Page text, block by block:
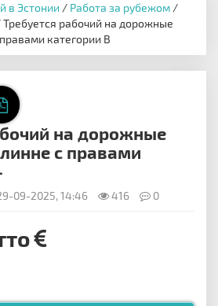
в Эстонии / Работа за рубежом /
Требуется рабочий на дорожные
категории В
на дорожные
с правами
09-2025, 14:46 416 0